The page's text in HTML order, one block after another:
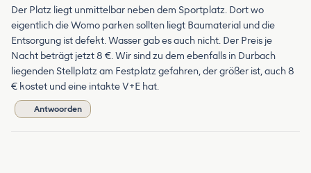
Der Platz liegt unmittelbar neben dem Sportplatz. Dort wo
eigentlich die Womo parken sollten liegt Baumaterial und die
Entsorgung ist defekt. Wasser gab es auch nicht. Der Preis je
Nacht beträgt jetzt 8 €. Wir sind zu dem ebenfalls in Durbach
liegenden Stellplatz am Festplatz gefahren, der größer ist, auch 8
€ kostet und eine intakte V+E hat.
Antwoorden